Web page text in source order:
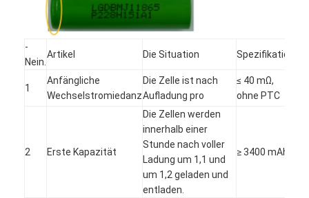
Produkte
-
Nein.
Artikel Die Situation Spezifikation
1
Anfängliche
Wechselstromiedanz
Die Zelle ist nach
Aufladung pro
≤ 40 mΩ,
ohne PTC
2 Erste Kapazität
Die Zellen werden
innerhalb einer
Stunde nach voller
Ladung um 1,1 und
um 1,2 geladen und
entladen.
≥ 3400 mAh